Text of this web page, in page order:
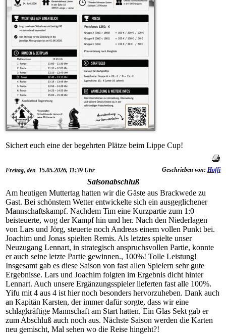
Sichert euch eine der begehrten Plätze beim Lippe Cup!
Freitag, den 15.05.2026, 11:39 Uhr Geschrieben von: Hoffi
Saisonabschluß
Am heutigen Muttertag hatten wir die Gäste aus Brackwede zu
Gast. Bei schönstem Wetter entwickelte sich ein ausgeglichener
Mannschaftskampf. Nachdem Tim eine Kurzpartie zum 1:0
beisteuerte, wog der Kampf hin und her. Nach den Niederlagen
von Lars und Jörg, steuerte noch Andreas einem vollen Punkt bei.
Joachim und Jonas spielten Remis. Als letztes spielte unser
Neuzugang Lennart, in strategisch anspruchsvollen Partie, konnte
er auch seine letzte Partie gewinnen., 100%! Tolle Leistung!
Insgesamt gab es diese Saison von fast allen Spielern sehr gute
Ergebnisse. Lars und Joachim folgten im Ergebnis dicht hinter
Lennart. Auch unsere Ergänzungsspieler lieferten fast alle 100%.
Yifu mit 4 aus 4 ist hier noch besonders hervorzuheben. Dank auch
an Kapitän Karsten, der immer dafür sorgte, dass wir eine
schlagkräftige Mannschaft am Start hatten. Ein Glas Sekt gab er
zum Abschluß auch noch aus. Nächste Saison werden die Karten
neu gemischt, Mal sehen wo die Reise hingeht?!